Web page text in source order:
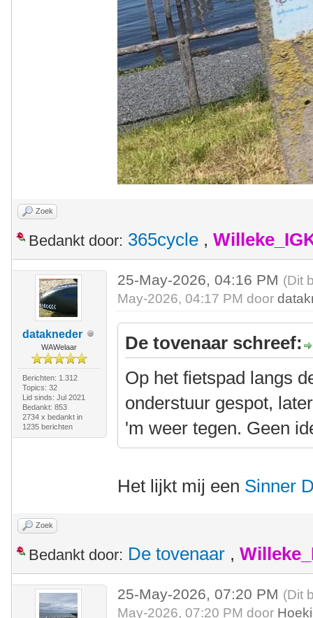
Zoek
Bedankt door: 365cycle ,
datakneder
WAWelaar
Berichten: 1.312
Topics: 32
Lid sinds: Jul 2021
Bedankt: 853
2734 x bedankt in
1235 berichten
25-May-2026, 04:16 PM (Dit
May-2026, 04:17 PM door
De tovenaar schreef:
Op het fietspad langs
onderstuur gespot,
'm weer tegen. Geen
Het lijkt mij een Sinner
Zoek
Bedankt door: De tovenaar ,
25-May-2026, 07:20 PM (Dit
May-2026, 07:20 PM door